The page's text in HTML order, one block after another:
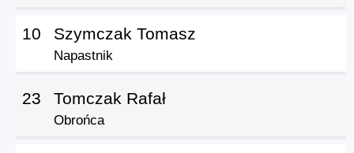
10 Szymczak Tomasz
Napastnik
23 Tomczak Rafał
Obrońca